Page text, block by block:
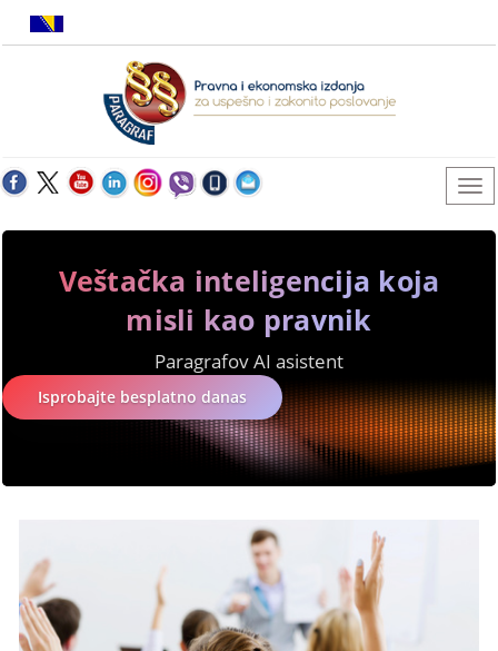
Veštačka inteligencija koja
misli kao pravnik
Paragrafov AI asistent
Isprobajte besplatno danas